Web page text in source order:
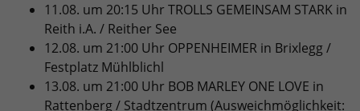
11.08. um 20:15 Uhr TROLLS GEMEINSAM STARK in
Reith i.A. / Reither See
12.08. um 21:00 Uhr OPPENHEIMER in Brixlegg /
Festplatz Mühlblichl
13.08. um 21:00 Uhr BOB MARLEY ONE LOVE in
Rattenberg / Stadtzentrum (Ausweichmöglichkeit: